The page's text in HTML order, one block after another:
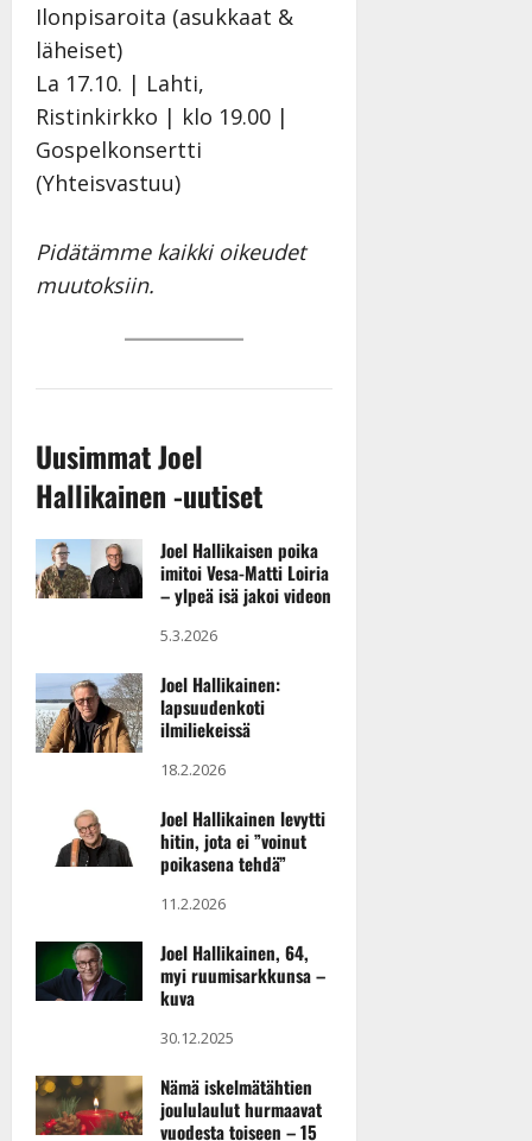
Ilonpisaroita (asukkaat &
läheiset)
La 17.10. | Lahti,
Ristinkirkko | klo 19.00 |
Gospelkonsertti
(Yhteisvastuu)
Pidätämme kaikki oikeudet
muutoksiin.
Uusimmat Joel
Hallikainen -uutiset
Joel Hallikaisen poika
imitoi Vesa-Matti Loiria
– ylpeä isä jakoi videon
5.3.2026
Joel Hallikainen:
lapsuudenkoti
ilmiliekeissä
18.2.2026
Joel Hallikainen levytti
hitin, jota ei ”voinut
poikasena tehdä”
11.2.2026
Joel Hallikainen, 64,
myi ruumisarkkunsa –
kuva
30.12.2025
Nämä iskelmätähtien
joululaulut hurmaavat
vuodesta toiseen – 15